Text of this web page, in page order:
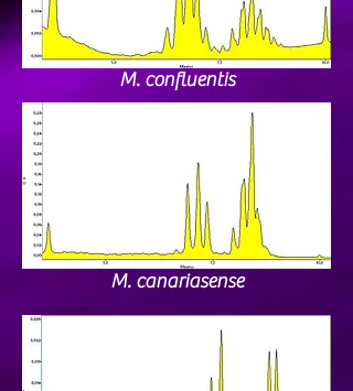
M. confluentis
M. canariasense